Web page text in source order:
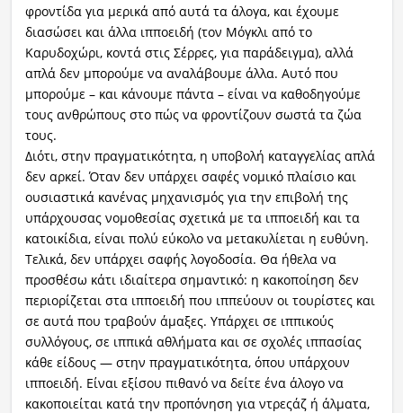
φροντίδα για μερικά από αυτά τα άλογα, και έχουμε
διασώσει και άλλα ιπποειδή (τον Μόγκλι από το
Καρυδοχώρι, κοντά στις Σέρρες, για παράδειγμα), αλλά
απλά δεν μπορούμε να αναλάβουμε άλλα. Αυτό που
μπορούμε – και κάνουμε πάντα – είναι να καθοδηγούμε
τους ανθρώπους στο πώς να φροντίζουν σωστά τα ζώα
τους.
Διότι, στην πραγματικότητα, η υποβολή καταγγελίας απλά
δεν αρκεί. Όταν δεν υπάρχει σαφές νομικό πλαίσιο και
ουσιαστικά κανένας μηχανισμός για την επιβολή της
υπάρχουσας νομοθεσίας σχετικά με τα ιπποειδή και τα
κατοικίδια, είναι πολύ εύκολο να μετακυλίεται η ευθύνη.
Τελικά, δεν υπάρχει σαφής λογοδοσία. Θα ήθελα να
προσθέσω κάτι ιδιαίτερα σημαντικό: η κακοποίηση δεν
περιορίζεται στα ιπποειδή που ιππεύουν οι τουρίστες και
σε αυτά που τραβούν άμαξες. Υπάρχει σε ιππικούς
συλλόγους, σε ιππικά αθλήματα και σε σχολές ιππασίας
κάθε είδους — στην πραγματικότητα, όπου υπάρχουν
ιπποειδή. Είναι εξίσου πιθανό να δείτε ένα άλογο να
κακοποιείται κατά την προπόνηση για ντρεςάζ ή άλματα,